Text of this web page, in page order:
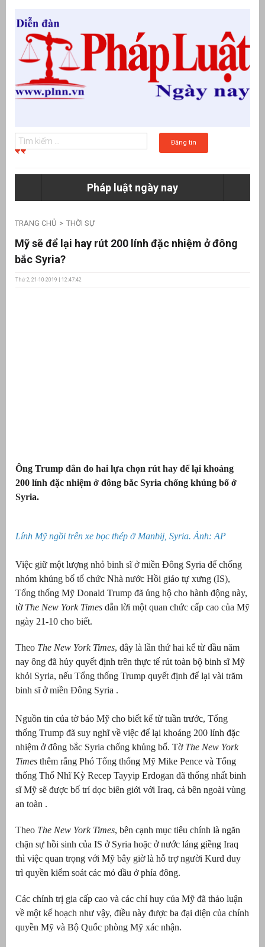
Đăng tin
Pháp luật ngày nay
TRANG CHỦ THỜI SỰ
Mỹ sẽ để lại hay rút 200 lính đặc nhiệm ở đông
bắc Syria?
Thứ 2, 21-10-2019 | 12:47:42
Ông Trump đắn đo hai lựa chọn rút hay để lại khoảng
200 lính đặc nhiệm ở đông bắc Syria chống khủng bố ở
Syria.
Lính Mỹ ngồi trên xe bọc thép ở Manbij, Syria. Ảnh: AP
Việc giữ một lượng nhỏ binh sĩ ở miền Đông Syria để chống
nhóm khủng bố tổ chức Nhà nước Hồi giáo tự xưng (IS),
Tổng thống Mỹ Donald Trump đã ủng hộ cho hành động này,
tờ The New York Times dẫn lời một quan chức cấp cao của Mỹ
ngày 21-10 cho biết.
Theo The New York Times, đây là lần thứ hai kể từ đầu năm
nay ông đã hủy quyết định trên thực tế rút toàn bộ binh sĩ Mỹ
khỏi Syria, nếu Tổng thống Trump quyết định để lại vài trăm
binh sĩ ở miền Đông Syria .
Nguồn tin của tờ báo Mỹ cho biết kể từ tuần trước, Tổng
thống Trump đã suy nghĩ về việc để lại khoảng 200 lính đặc
nhiệm ở đông bắc Syria chống khủng bố. Tờ The New York
Times thêm rằng Phó Tổng thống Mỹ Mike Pence và Tổng
thống Thổ Nhĩ Kỳ Recep Tayyip Erdogan đã thống nhất binh
sĩ Mỹ sẽ được bố trí dọc biên giới với Iraq, cả bên ngoài vùng
an toàn .
Theo The New York Times, bên cạnh mục tiêu chính là ngăn
chặn sự hồi sinh của IS ở Syria hoặc ở nước láng giềng Iraq
thì việc quan trọng với Mỹ bây giờ là hỗ trợ người Kurd duy
trì quyền kiểm soát các mỏ dầu ở phía đông.
Các chính trị gia cấp cao và các chỉ huy của Mỹ đã thảo luận
về một kế hoạch như vậy, điều này được ba đại diện của chính
quyền Mỹ và Bộ Quốc phòng Mỹ xác nhận.